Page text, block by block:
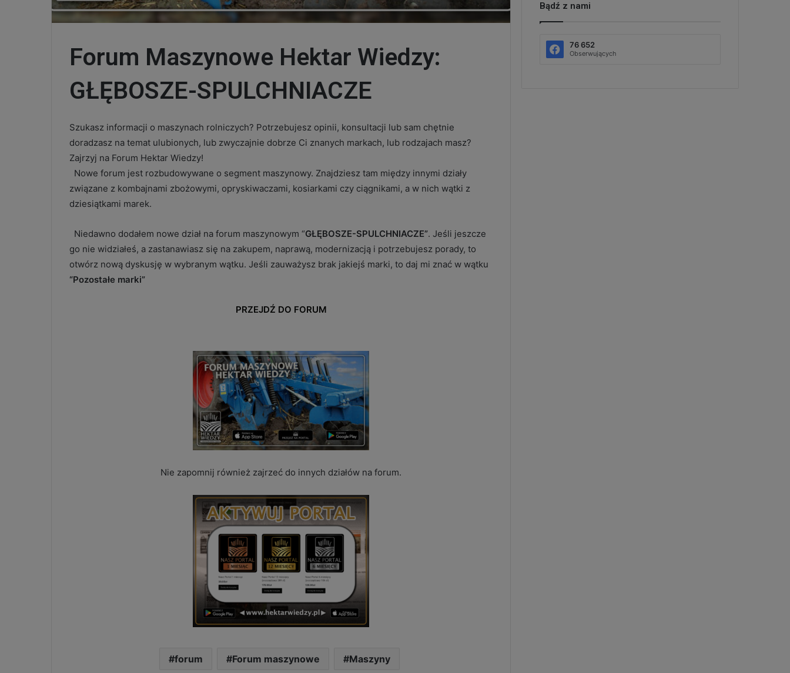
Forum Maszynowe Hektar Wiedzy:
GŁĘBOSZE-SPULCHNIACZE
Szukasz informacji o maszynach rolniczych? Potrzebujesz opinii, konsultacji lub sam chętnie
doradzasz na temat ulubionych, lub zwyczajnie dobrze Ci znanych markach, lub rodzajach masz?
Zajrzyj na Forum Hektar Wiedzy!
Nowe forum jest rozbudowywane o segment maszynowy. Znajdziesz tam między innymi działy
związane z kombajnami zbożowymi, opryskiwaczami, kosiarkami czy ciągnikami, a w nich wątki z
dziesiątkami marek.
Niedawno dodałem nowe dział na forum maszynowym “GŁĘBOSZE-SPULCHNIACZE”. Jeśli jeszcze
go nie widziałeś, a zastanawiasz się na zakupem, naprawą, modernizacją i potrzebujesz porady, to
otwórz nową dyskusję w wybranym wątku. Jeśli zauważysz brak jakiejś marki, to daj mi znać w wątku
“Pozostałe marki”
PRZEJDŹ DO FORUM
Nie zapomnij również zajrzeć do innych działów na forum.
forum Forum maszynowe Maszyny
Bądź z nami
76 652
Obserwujących